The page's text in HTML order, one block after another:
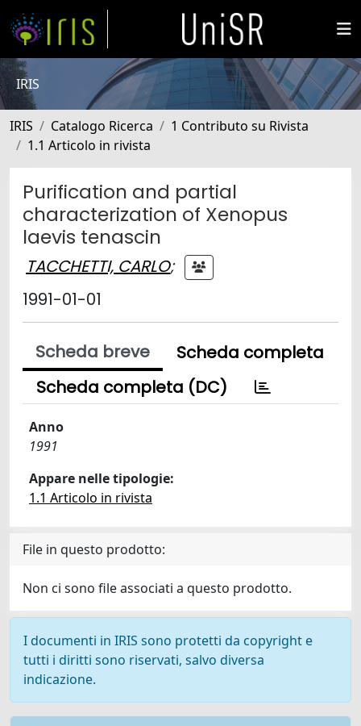
IRIS
IRIS Catalogo Ricerca
1 Contributo su Rivista
1.1 Articolo in rivista
Purification and partial
characterization of Xenopus
laevis tenascin
TACCHETTI, CARLO;
1991-01-01
Scheda breve
Scheda completa
Scheda completa (DC)
Anno
1991
Appare nelle tipologie:
1.1 Articolo in rivista
File in questo prodotto:
Non ci sono file associati a questo prodotto.
I documenti in IRIS sono protetti da copyright e
tutti i diritti sono riservati, salvo diversa
indicazione.